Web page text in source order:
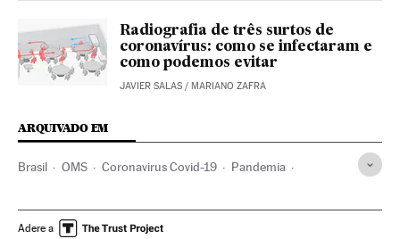
Radiografia de três surtos de
coronavírus: como se infectaram e
como podemos evitar
JAVIER SALAS / MARIANO ZAFRA
ARQUIVADO EM
Brasil OMS Coronavirus Covid-19 Pandemia
Ministério Saúde Fake news
Adere a